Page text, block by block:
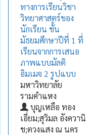
ทางการเรียนวิชา
วิทยาศาสตร์ของ
นักเรียน ชั้น
มัธยมศึกษาปีที่ 1 ที่
เรียนจากการเสนอ
ภาพแบบมัลติ
อิมเมจ 2 รูปแบบ
มหาวิทยาลัย
รามคำแหง
บุญเหลือ ทอง
เอี่ยม;สุวิมล อังควานิ
ช;ตวงแสง ณ นคร